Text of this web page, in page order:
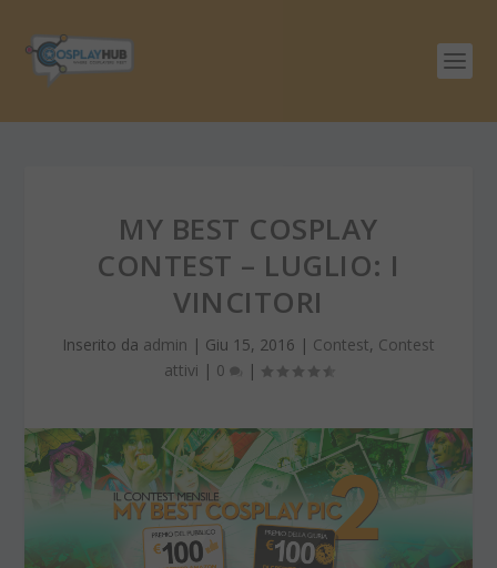
MY BEST COSPLAY
CONTEST – LUGLIO: I
VINCITORI
Inserito da admin | Giu 15, 2016 | Contest, Contest
attivi | 0 |